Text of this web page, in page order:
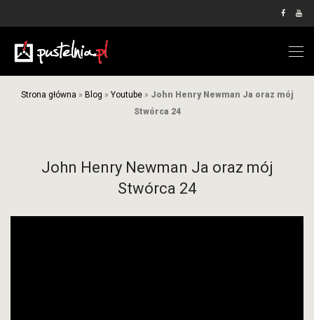
Strona główna » Blog » Youtube» John Henry Newman Ja oraz mój
Stwórca 24
John Henry Newman Ja oraz mój
Stwórca 24